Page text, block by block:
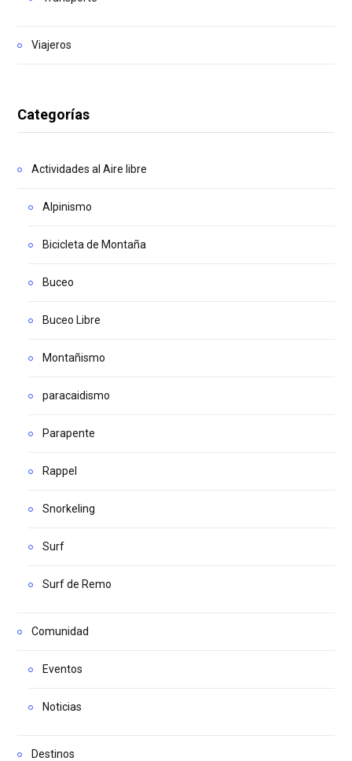
Viajeros
Categorías
Actividades al Aire libre
Alpinismo
Bicicleta de Montaña
Buceo
Buceo Libre
Montañismo
paracaidismo
Parapente
Rappel
Snorkeling
Surf
Surf de Remo
Comunidad
Eventos
Noticias
Destinos